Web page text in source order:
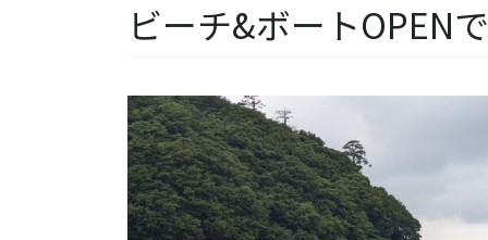
ビーチ&ボートOPEN